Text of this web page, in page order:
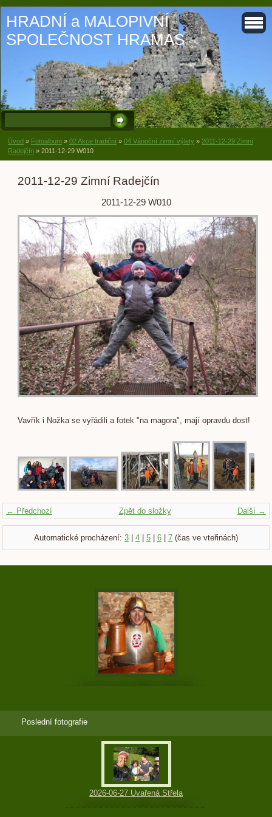
HRADNÍ a MALOPIVNÍ
SPOLEČNOST HRAMAS
Úvod » Fotoalbum » 02 Akce tradiční » 04 Vánoční zimní výlety » 2011-12-29 Zimní
Radejčín » 2011-12-29 W010
2011-12-29 Zimní Radejčín
2011-12-29 W010
Vavřík i Nožka se vyřádili a fotek "na magora", mají opravdu dost!
← Předchozí Další →
Zpět do složky
Automatické procházení: 3 | 4 | 5 | 6 | 7 (čas ve vteřinách)
Poslední fotografie
2026-06-27 Uvařená Střela